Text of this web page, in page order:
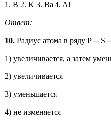
1. B 2. K 3. Ba 4. Al
Ответ:
10. Радиус атома в ряду P ─ S
1) увеличивается, а затем
2) увеличивается
3) уменьшается
4) не изменяется